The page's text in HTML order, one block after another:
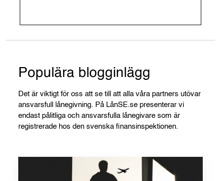
Populära blogginlägg
Det är viktigt för oss att se till att alla våra partners utövar
ansvarsfull lånegivning. På LånSE.se presenterar vi
endast pålitliga och ansvarsfulla lånegivare som är
registrerade hos den svenska finansinspektionen.